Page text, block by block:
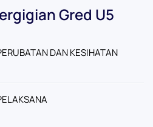
Gred U5
DAN KESIHATAN